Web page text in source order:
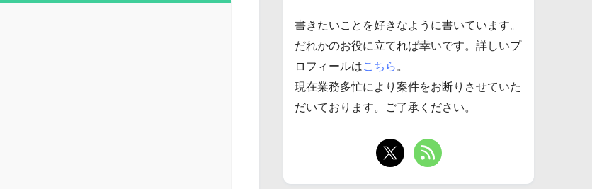
書きたいことを好きなように書いています。
だれかのお役に立てれば幸いです。詳しいプ
ロフィールはこちら 。
現在業務多忙により案件をお断りさせていた
だいております。ご了承ください。